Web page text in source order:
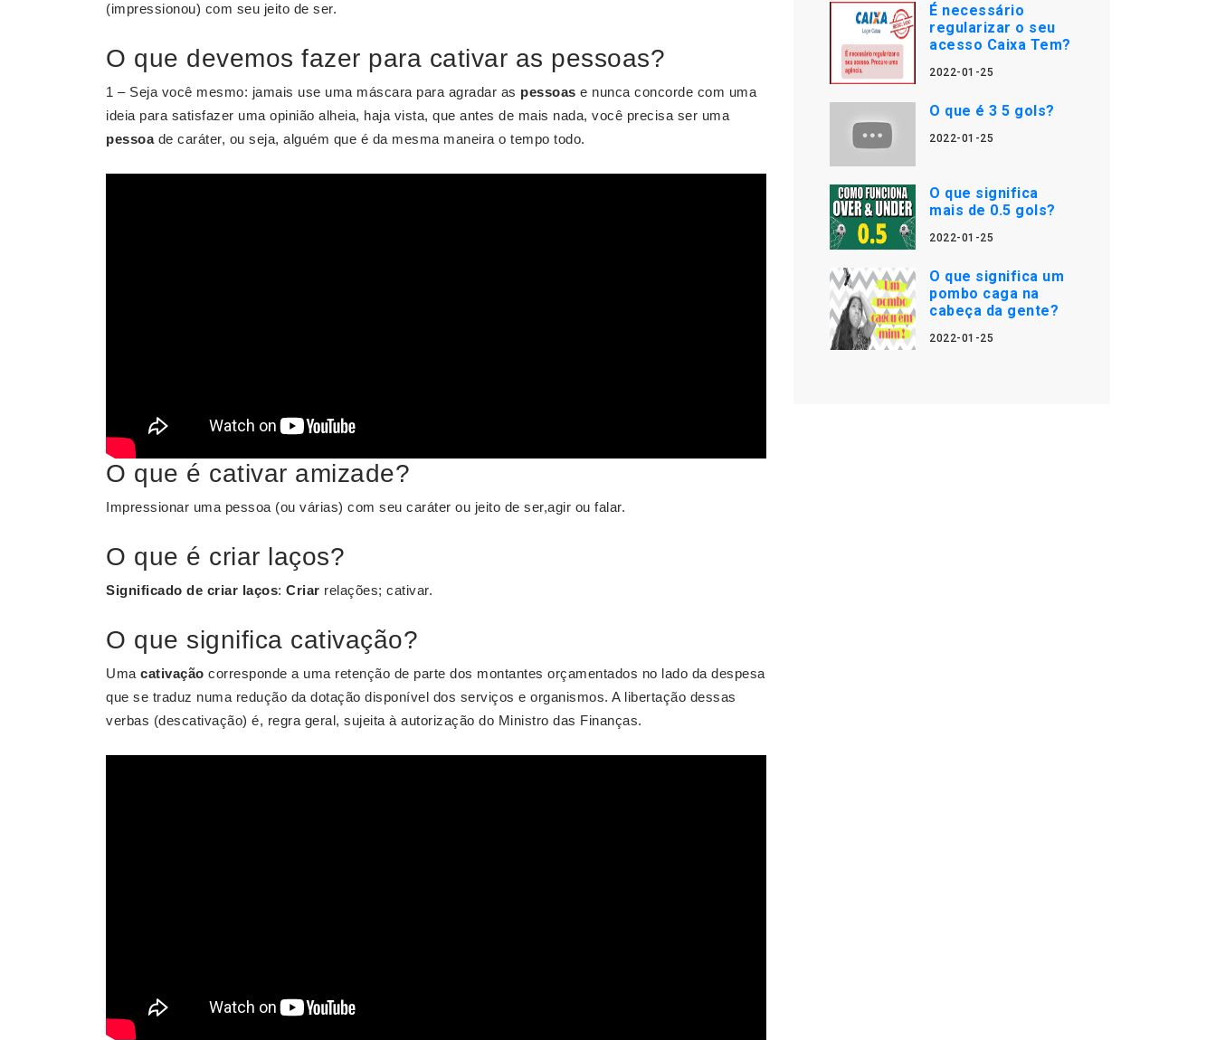
(impressionou) com seu jeito de ser.
O que devemos fazer para cativar as pessoas?
1 – Seja você mesmo: jamais use uma máscara para agradar as pessoas e nunca concorde com uma
ideia para satisfazer uma opinião alheia, haja vista, que antes de mais nada, você precisa ser uma
pessoade caráter, ou seja, alguém que é da mesma maneira o tempo todo.
O que é cativar amizade?
Impressionar uma pessoa (ou várias) com seu caráter ou jeito de ser,agir ou falar.
O que é criar laços?
Significado de criar laços: Criar relações; cativar.
O que significa cativação?
Uma cativação corresponde a uma retenção de parte dos montantes orçamentados no lado da despesa
que se traduz numa redução da dotação disponível dos serviços e organismos. A libertação dessas
verbas (descativação) é, regra geral, sujeita à autorização do Ministro das Finanças.
É necessário
regularizar o seu
acesso Caixa Tem?
2022-01-25
O que é 3 5 gols?
2022-01-25
O que significa
mais de 0.5 gols?
2022-01-25
O que significa um
pombo caga na
cabeça da gente?
2022-01-25